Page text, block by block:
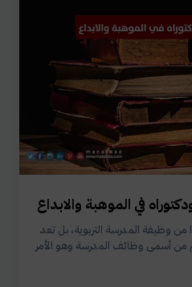
في الموهبة والابداع
وظيفة المدرسة التربوية، بل تعد
من أسمى وظائف المدرسة وهو الأمر